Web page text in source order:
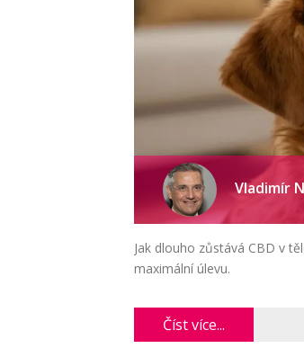
Vladimír
Jak dlouho zůstává CBD v
maximální úlevu.
Číst více...